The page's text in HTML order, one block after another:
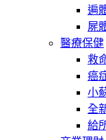
遍
屍
醫療保健
救
癌
小
全
給